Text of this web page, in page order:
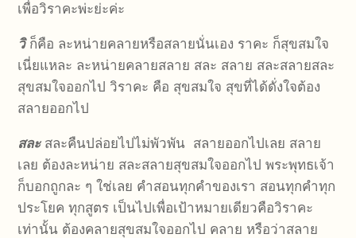
เพื่อวิราคะพ่ะย่ะค่ะ
วิ ก็คือ ละหน่ายคลายหรือสลายนั่นเอง ราคะ ก็สุขสมใจ
เนี่ยแหละ ละหน่ายคลายสลาย สละ สลาย สละสลายสละ
สุขสมใจออกไป วิราคะ คือ สุขสมใจ สุขที่ได้ดั่งใจต้อง
สลายออกไป
สละสละคืนปล่อยไปไม่พัวพัน สลายออกไปเลย สลาย
เลย ต้องละหน่าย สละสลายสุขสมใจออกไป พระพุทธเจ้า
ก็บอกถูกละ ๆ ใช่เลย คำสอนทุกคำของเรา สอนทุกคำทุก
ประโยค ทุกสูตร เป็นไปเพื่อเป้าหมายเดียวคือวิราคะ
เท่านั้น ต้องคลายสุขสมใจออกไป คลาย หรือว่าสลาย